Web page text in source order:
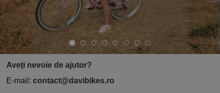
Aveți nevoie de ajutor?
E-mail: contact@davibikes.ro